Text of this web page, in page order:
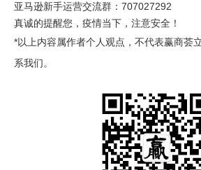
亚马逊新手运营交流群：707027292
真诚的提醒您，疫情当下，注意安全！
*以上内容属作者个人观点，不代表赢商荟
系我们。